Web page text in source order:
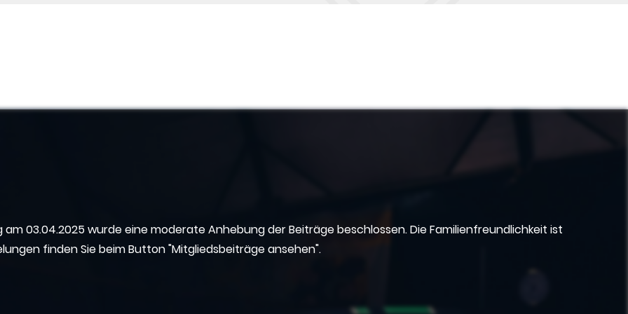
03.04.2025 wurde eine moderate Anhebung der Beiträge beschlossen. Die Familienfreundlichkeit ist
finden Sie beim Button "Mitgliedsbeiträge ansehen".